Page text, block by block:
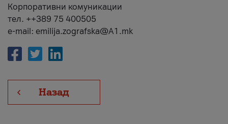
Корпоративни комуникации
тел. ++389 75 400505
e-mail: emilija.zografska@A1.mk
Назад